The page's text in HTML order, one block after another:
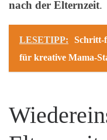
nach der Elternzeit.
LESETIPP:
Schritt-
für kreative Mama-